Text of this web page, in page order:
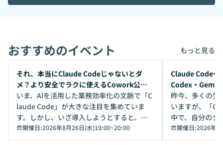
おすすめのイベント もっと見る
開催前
それ、本当にClaude Codeじゃないとダ
メ？より安全でラクに使えるCowork公開
デモ
いま、AIを活用した業務効率化の文脈で「C
laude Code」が大きな注目を集めていま
す。しかし、いざ導入しようとすると、セ
キュリティ面の懸念や権限管理のハードル
から、気軽に使えないケースも多いのでは
開催日:2026年8月26日(水)19:00~20:00
開催前
Claude Code一
Codex・
昨今、多くの生
いますが、「
中で、自分のタ
いいのか」を自
か？ 「なんとなく誰かが良いと言っていた
開催日:2026年8